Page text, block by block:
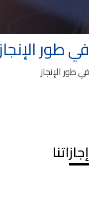
في طور الإنجاز
في طور الإنجاز
إجازاتنا